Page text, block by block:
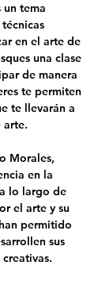
un tema
en el arte de
una clase
de manera
te permiten
te llevarán a
arte.
Morales,
en la
lo largo de
el arte y su
permitido
sus